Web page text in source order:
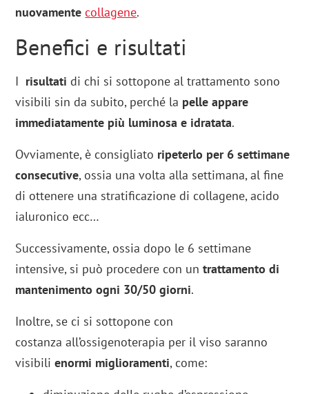
nuovamentecollagene.
Benefici e risultati
I risultati di chi si sottopone al trattamento sono
visibili sin da subito, perché la pelle appare
immediatamente più luminosa e idratata.
Ovviamente, è consigliato ripeterlo per 6 settimane
consecutive, ossia una volta alla settimana, al fine
di ottenere una stratificazione di collagene, acido
ialuronico ecc…
Successivamente, ossia dopo le 6 settimane
intensive, si può procedere con untrattamento di
mantenimento ogni 30/50 giorni.
Inoltre, se ci si sottopone con
costanza all’ossigenoterapia per il viso saranno
visibili enormi miglioramenti, come: